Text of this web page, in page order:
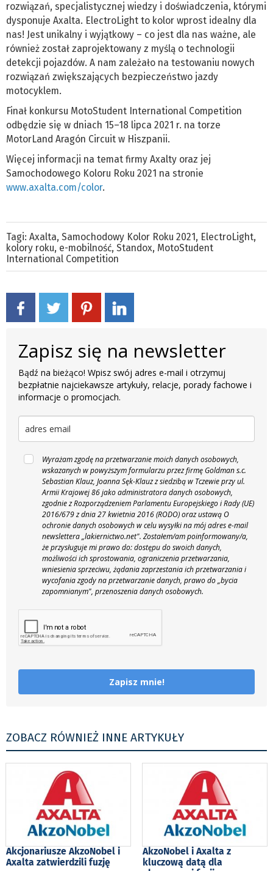
rozwiązań, specjalistycznej wiedzy i doświadczenia, którymi
dysponuje Axalta. ElectroLight to kolor wprost idealny dla
nas! Jest unikalny i wyjątkowy – co jest dla nas ważne, ale
również został zaprojektowany z myślą o technologii
detekcji pojazdów. A nam zależało na testowaniu nowych
rozwiązań zwiększających bezpieczeństwo jazdy
motocyklem.
Finał konkursu MotoStudent International Competition
odbędzie się w dniach 15–18 lipca 2021 r. na torze
MotorLand Aragón Circuit w Hiszpanii.
Więcej informacji na temat firmy Axalty oraz jej
Samochodowego Koloru Roku 2021 na stronie
www.axalta.com/color.
Tagi: Axalta, Samochodowy Kolor Roku 2021 , ElectroLight,
kolory roku, e-mobilność, Standox, MotoStudent
International Competition
Zapisz się na newsletter
Bądź na bieżąco! Wpisz swój adres e-mail i otrzymuj
bezpłatnie najciekawsze artykuły, relacje, porady fachowe i
informacje o promocjach.
Wyrażam zgodę na przetwarzanie moich danych osobowych,
wskazanych w powyższym formularzu przez firmę Goldman s.c.
Sebastian Klauz, Joanna Sęk-Klauz z siedzibą w Tczewie przy ul.
Armii Krajowej 86 jako administratora danych osobowych,
zgodnie z Rozporządzeniem Parlamentu Europejskiego i Rady (UE)
2016/679 z dnia 27 kwietnia 2016 (RODO) oraz ustawą O
ochronie danych osobowych w celu wysyłki na mój adres e-mail
newslettera „lakiernictwo.net". Zostałem/am poinformowany/a,
że przysługuje mi prawo do: dostępu do swoich danych,
możliwości ich sprostowania, ograniczenia przetwarzania,
wniesienia sprzeciwu, żądania zaprzestania ich przetwarzania i
wycofania zgody na przetwarzanie danych, prawo do „bycia
zapomnianym", przenoszenia danych osobowych.
Zapisz mnie!
ZOBACZ RÓWNIEŻ INNE ARTYKUŁY
Akcjonariusze AkzoNobel i
Axalta zatwierdzili fuzję
AkzoNobel i Axalta z
kluczową datą dla